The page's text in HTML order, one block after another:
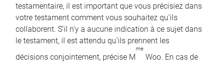
testamentaire, il est important que vous précisiez dans
votre testament comment vous souhaitez qu’ils
collaborent. S’il n’y a aucune indication à ce sujet dans
le testament, il est attendu qu’ils prennent les
décisions conjointement, précise M
me
Woo. En cas de